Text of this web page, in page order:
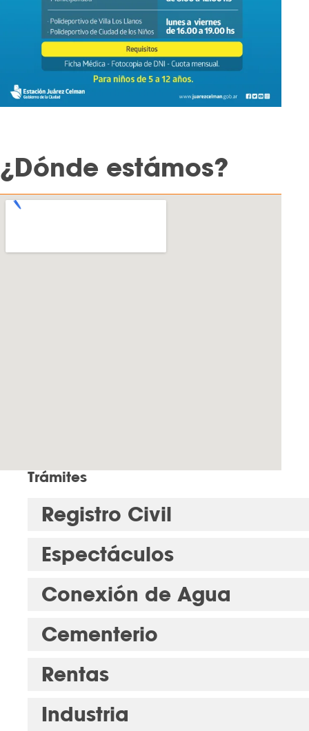
¿Dónde estámos?
Trámites
Registro Civil
Espectáculos
Conexión de Agua
Cementerio
Rentas
Industria